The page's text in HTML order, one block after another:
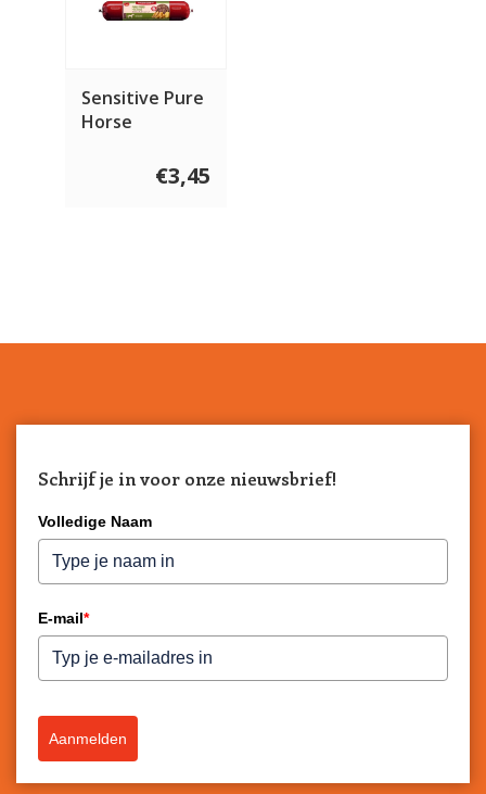
Sensitive Pure
Horse
€3,45
Schrijf je in voor onze nieuwsbrief!
Volledige Naam
E-mail*
Aanmelden